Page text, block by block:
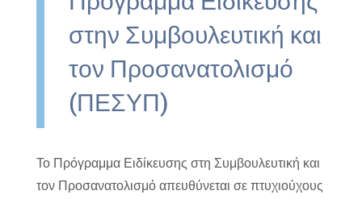
στην Συμβουλευτική και
τον Προσανατολισμό
(ΠΕΣΥΠ)
Το Πρόγραμμα Ειδίκευσης στη Συμβουλευτική και
τον Προσανατολισμό απευθύνεται σε πτυχιούχους